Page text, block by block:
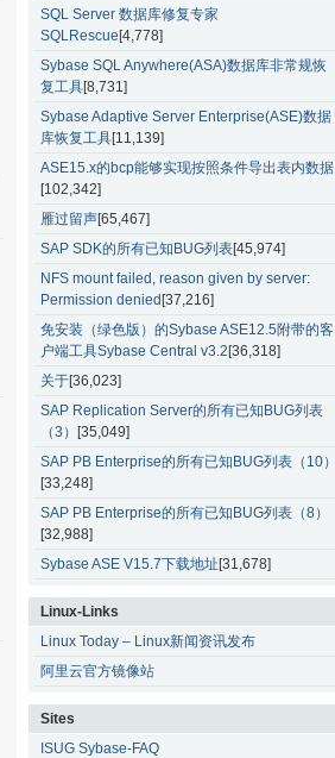
SQL Server 数据库修复专家
SQLRescue [4,778]
Sybase SQL Anywhere(ASA)数据库非常规恢
复工具[8,731]
Sybase Adaptive Server Enterprise(ASE)数据
库恢复工具[11,139]
ASE15.x的bcp能够实现按照条件导出表内数据
[102,342]
雁过留声[65,467]
SAP SDK的所有已知BUG列表[45,974]
NFS mount failed, reason given by server:
Permission denied [37,216]
免安装（绿色版）的Sybase ASE12.5附带的客
户端工具Sybase Central v3.2 [36,318]
关于[36,023]
SAP Replication Server的所有已知BUG列表
（3）
[35,049]
SAP PB Enterprise的所有已知BUG列表（10）
[33,248]
SAP PB Enterprise的所有已知BUG列表（8）
[32,988]
Sybase ASE V15.7下载地址 [31,678]
Linux-Links
Linux Today – Linux新闻资讯发布
阿里云官方镜像站
Sites
ISUG Sybase-FAQ